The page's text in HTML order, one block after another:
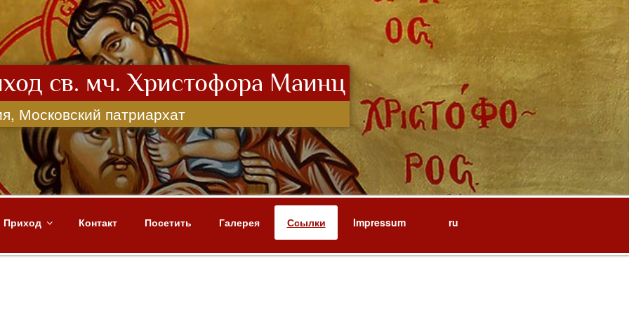
св. мч. Христофора Маинц
Московский патриархат
Приход Контакт Посетить Галерея Ссылки Impressum ru